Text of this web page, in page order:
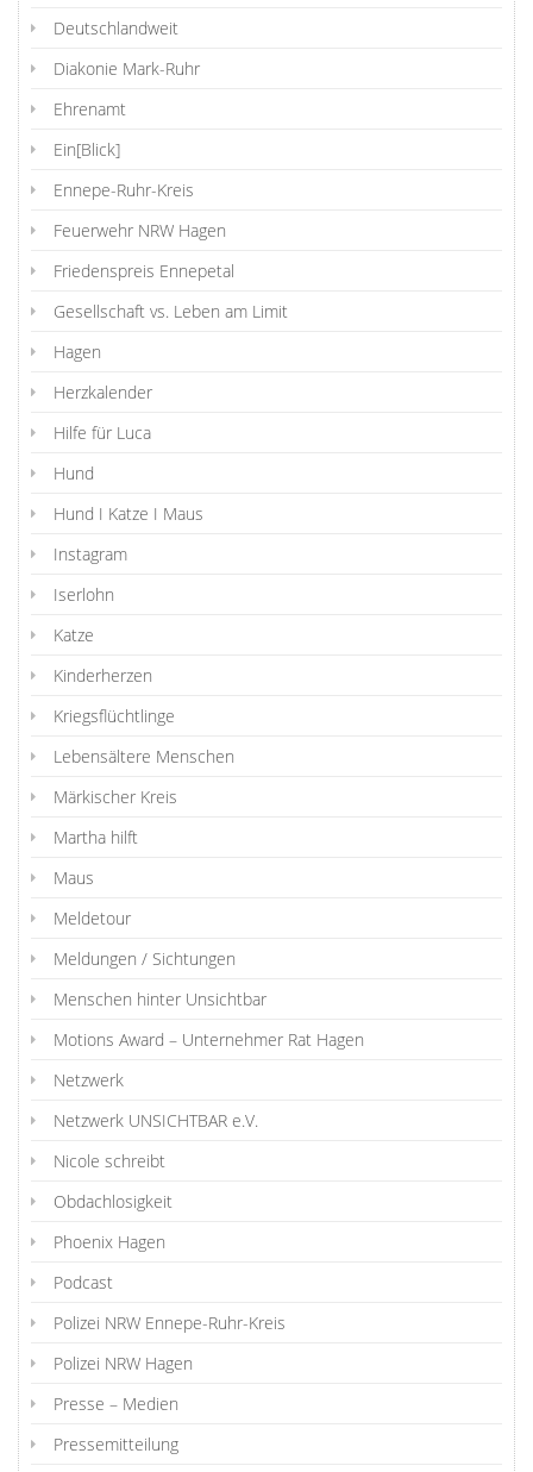
Deutschlandweit
Diakonie Mark-Ruhr
Ehrenamt
Ein[Blick]
Ennepe-Ruhr-Kreis
Feuerwehr NRW Hagen
Friedenspreis Ennepetal
Gesellschaft vs. Leben am Limit
Hagen
Herzkalender
Hilfe für Luca
Hund
Hund I Katze I Maus
Instagram
Iserlohn
Katze
Kinderherzen
Kriegsflüchtlinge
Lebensältere Menschen
Märkischer Kreis
Martha hilft
Maus
Meldetour
Meldungen / Sichtungen
Menschen hinter Unsichtbar
Motions Award – Unternehmer Rat Hagen
Netzwerk
Netzwerk UNSICHTBAR e.V.
Nicole schreibt
Obdachlosigkeit
Phoenix Hagen
Podcast
Polizei NRW Ennepe-Ruhr-Kreis
Polizei NRW Hagen
Presse – Medien
Pressemitteilung